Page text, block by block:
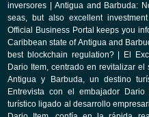
inversores
Antigua and Barbuda:
seas, but also excellent
Official Business Portal keeps you
Caribbean state of Antigua and
best blockchain regulation?|
El
Dario Item, centrado en revitalizar
Antigua y Barbuda, un destino
Entrevista con el embajador Dario
turístico ligado al desarrollo